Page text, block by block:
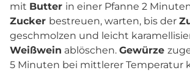
mit Butter in einer Pfanne 2
Zucker bestreuen, warten, bis der
geschmolzen und leicht
Weißwein ablöschen. Gewürze
5 Minuten bei mittlerer Temperatur